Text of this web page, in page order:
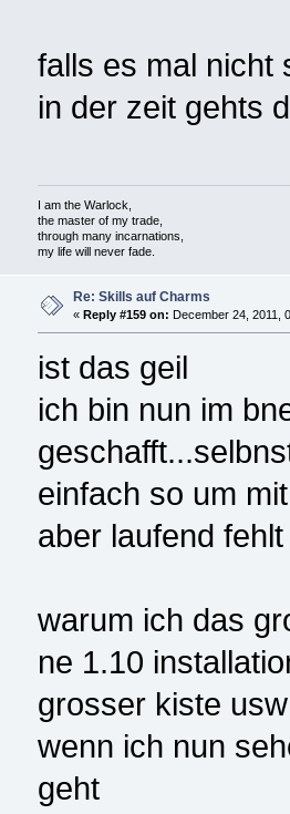
falls es mal nicht
in der zeit gehts
I am the Warlock,
the master of my trade,
through many incarnations,
my life will never fade.
Re: Skills auf Charms
« Reply #159 on: December 24, 2011,
ist das geil
ich bin nun im
einfach so um
aber laufend
warum ich das
ne 1.10
grosser kiste usw
wenn ich nun
geht